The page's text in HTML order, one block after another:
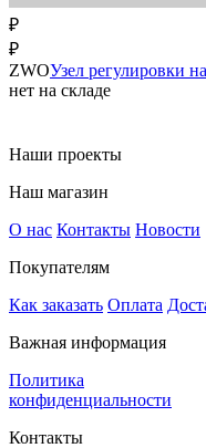
₽
₽
ZWOУзел регулировки
нет на складе
Наши проекты
Наш магазин
О нас Контакты Новости
Покупателям
Как заказать Оплата
Важная информация
Политика
конфиденциальности
Контакты